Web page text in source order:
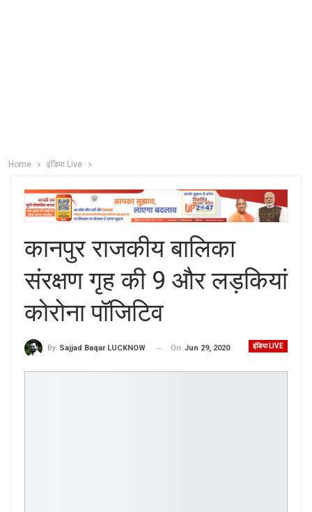
Home इंडिया Live
कानपुर राजकीय बालिका
संरक्षण गृह की 9 और लड़कियां
कोरोना पॉजिटिव
इंडिया LIVE
By Sajjad Baqar LUCKNOW On Jun 29, 2020